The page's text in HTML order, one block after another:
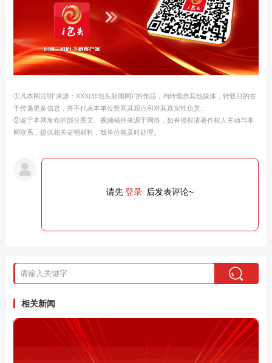
①凡本网注明“来源：XXX(非包头新闻网)”的作品，均转载自其他媒体，转载目的在
于传递更多信息，并不代表本单位赞同其观点和对其真实性负责。
②鉴于本网发布的部分图文、视频稿件来源于网络，如有侵权请著作权人主动与本
网联系，提供相关证明材料，我单位将及时处理。
请先登录 后发表评论~
相关新闻